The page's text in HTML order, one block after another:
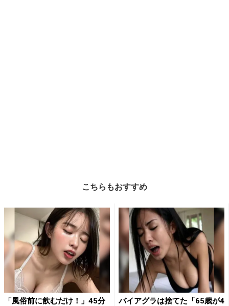
こちらもおすすめ
「風俗前に飲むだけ！」45分
バイアグラは捨てた「65歳が4